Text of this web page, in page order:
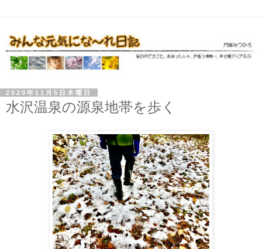
2020年11月5日木曜日
水沢温泉の源泉地帯を歩く